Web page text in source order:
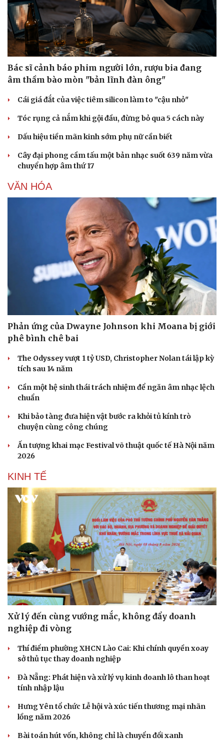
Doanh nghiệp
Doanh nghiệp 24h
Doanh nhân
Công nghệ
Tin Công nghệ
Trải nghiệm
Bác sĩ cảnh báo phim người lớn, rượu bia đang
âm thầm bào mòn "bản lĩnh đàn ông"
Cái giá đắt của việc tiêm silicon làm to "cậu nhỏ"
Tóc rụng cả nắm khi gội đầu, đừng bỏ qua 5 cách này
Dấu hiệu tiền mãn kinh sớm phụ nữ cần biết
Cây đại phong cầm tấu một bản nhạc suốt 639 năm vừa
chuyển hợp âm thứ 17
VĂN HÓA
Phản ứng của Dwayne Johnson khi Moana bị giới
phê bình chê bai
The Odyssey vượt 1 tỷ USD, Christopher Nolan tái lập kỳ
tích sau 14 năm
Cần một hệ sinh thái trách nhiệm để ngăn âm nhạc lệch
chuẩn
Khi bảo tàng đưa hiện vật bước ra khỏi tủ kính trò
chuyện cùng công chúng
Ấn tượng khai mạc Festival võ thuật quốc tế Hà Nội năm
2026
KINH TẾ
Xử lý đến cùng vướng mắc, không đẩy doanh
nghiệp đi vòng
Thí điểm phường XHCN Lào Cai: Khi chính quyền xoay
sở thủ tục thay doanh nghiệp
Đà Nẵng: Phát hiện và xử lý vụ kinh doanh lô than hoạt
tính nhập lậu
Hưng Yên tổ chức Lễ hội và xúc tiến thương mại nhãn
lồng năm 2026
Bài toán hút vốn, không chỉ là chuyển đổi xanh